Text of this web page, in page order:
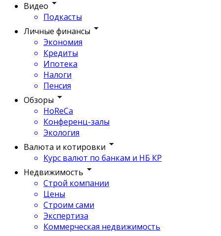
Видео
Подкасты
Личные финансы
Экономия
Кредиты
Ипотека
Налоги
Пенсия
Обзоры
HoReCa
Конференц-залы
Экология
Валюта и котировки
Курс валют по банкам и НБ КР
Недвижимость
Строй компании
Цены
Строим сами
Экспертиза
Коммерческая недвижимость